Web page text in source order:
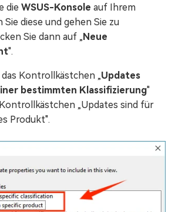
die WSUS-Konsole auf Ihrem
diese und gehen Sie zu
Sie dann auf „Neue
".
Kontrollkästchen „Updates
bestimmten Klassifizierung"
„Updates sind für
Produkt".